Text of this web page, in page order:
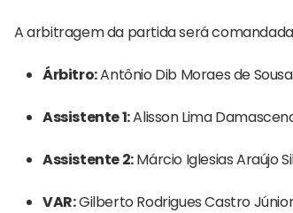
A arbitragem da partida será
Árbitro:Antônio Dib Moraes de
Assistente 1:Alisson Lima
Assistente 2:Márcio Iglesias Araújo
VAR:Gilberto Rodrigues Castro